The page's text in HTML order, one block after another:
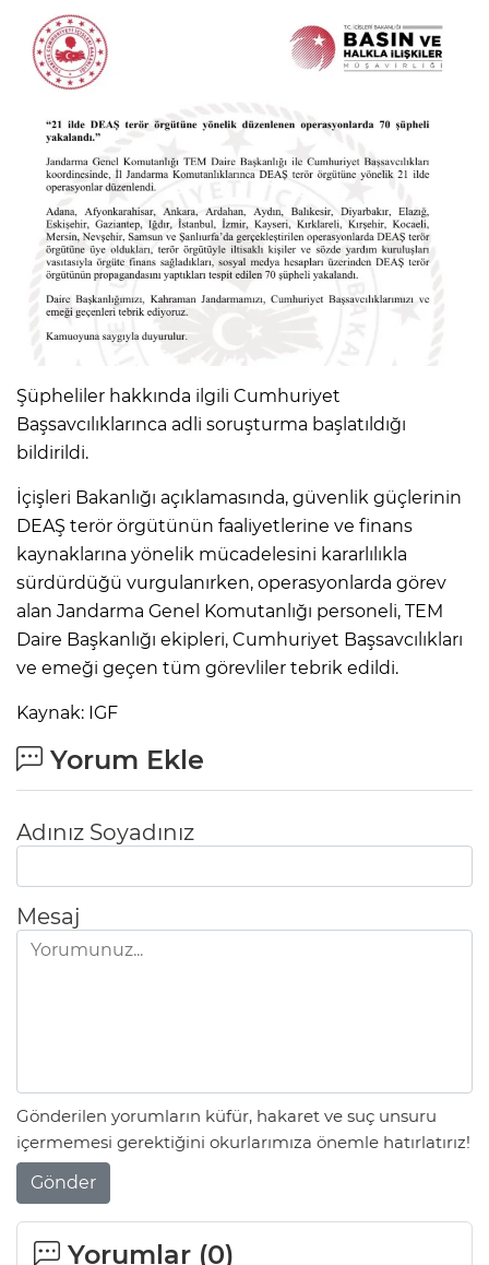
Şüpheliler hakkında ilgili Cumhuriyet
Başsavcılıklarınca adli soruşturma başlatıldığı
bildirildi.
İçişleri Bakanlığı açıklamasında, güvenlik güçlerinin
DEAŞ terör örgütünün faaliyetlerine ve finans
kaynaklarına yönelik mücadelesini kararlılıkla
sürdürdüğü vurgulanırken, operasyonlarda görev
alan Jandarma Genel Komutanlığı personeli, TEM
Daire Başkanlığı ekipleri, Cumhuriyet Başsavcılıkları
ve emeği geçen tüm görevliler tebrik edildi.
Kaynak: IGF
Yorum Ekle
Adınız Soyadınız
Mesaj
Gönderilen yorumların küfür, hakaret ve suç unsuru
içermemesi gerektiğini okurlarımıza önemle hatırlatırız!
Gönder
Yorumlar (0)